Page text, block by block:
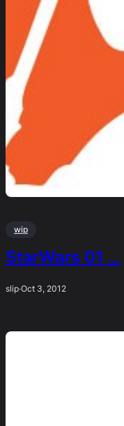
wip
StarWars 01 …
slip·Oct 3, 2012